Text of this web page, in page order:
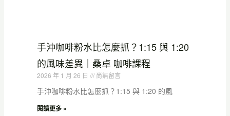
手沖咖啡粉水比怎麼抓？1:15 與 1:20
的風味差異｜桑卓 咖啡課程
2026 年 1 月 26 日 尚無留言
手沖咖啡粉水比怎麼抓？1:15 與 1:20 的風
閱讀更多 »